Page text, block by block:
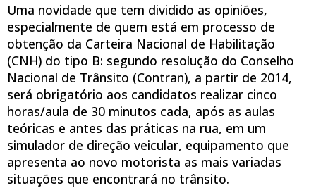
Uma novidade que tem dividido as opiniões,
especialmente de quem está em processo de
obtenção da Carteira Nacional de Habilitação
(CNH) do tipo B: segundo resolução do Conselho
Nacional de Trânsito (Contran), a partir de 2014,
será obrigatório aos candidatos realizar cinco
horas/aula de 30 minutos cada, após as aulas
teóricas e antes das práticas na rua, em um
simulador de direção veicular, equipamento que
apresenta ao novo motorista as mais variadas
situações que encontrará no trânsito.